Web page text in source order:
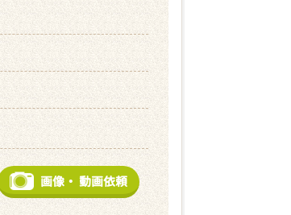
画像・ 動画依頼